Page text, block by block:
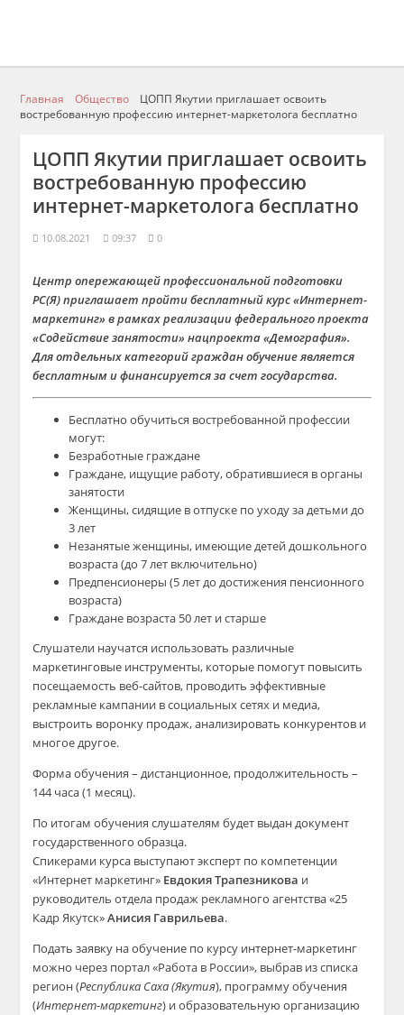
Главная Общество
ЦОПП Якутии приглашает освоить
востребованную профессию интернет-маркетолога бесплатно
ЦОПП Якутии приглашает освоить
востребованную профессию
интернет-маркетолога бесплатно
10.08.2021 09:37 0
Центр опережающей профессиональной подготовки
РС(Я) приглашает пройти бесплатный курс «Интернет-
маркетинг» в рамках реализации федерального проекта
«Содействие занятости» нацпроекта «Демография».
Для отдельных категорий граждан обучение является
бесплатным и финансируется за счет государства.
Бесплатно обучиться востребованной профессии
могут:
Безработные граждане
Граждане, ищущие работу, обратившиеся в органы
занятости
Женщины, сидящие в отпуске по уходу за детьми до
3 лет
Незанятые женщины, имеющие детей дошкольного
возраста (до 7 лет включительно)
Предпенсионеры (5 лет до достижения пенсионного
возраста)
Граждане возраста 50 лет и старше ⠀
Слушатели научатся использовать различные
маркетинговые инструменты, которые помогут повысить
посещаемость веб-сайтов, проводить эффективные
рекламные кампании в социальных сетях и медиа,
выстроить воронку продаж, анализировать конкурентов и
многое другое.
Форма обучения – дистанционное, продолжительность –
144 часа (1 месяц).
По итогам обучения слушателям будет выдан документ
государственного образца.
Спикерами курса выступают эксперт по компетенции
«Интернет маркетинг» Евдокия Трапезникова и
руководитель отдела продаж рекламного агентства «25
Кадр Якутск»Анисия Гаврильева.
Подать заявку на обучение по курсу интернет-маркетинг
можно через портал «Работа в России», выбрав из списка
регион (Республика Саха (Якутия), программу обучения
(Интернет-маркетинг) и образовательную организацию